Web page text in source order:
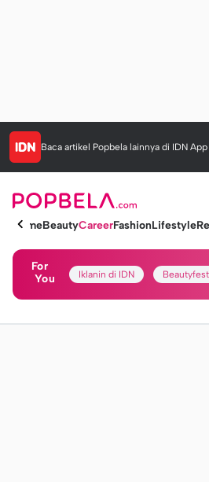
Baca artikel Popbela lainnya di IDN App
HomeBeautyCareerFashionLifestyle
For
You
Iklanin di IDN